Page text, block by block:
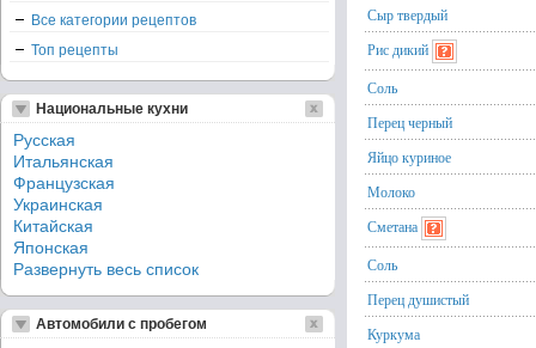
Сыр твердый
Рис дикий
Соль
Перец черный
Яйцо куриное
Молоко
Сметана
Соль
Перец душистый
Куркума
Все категории рецептов
Топ рецепты
Национальные кухни
Русская
Итальянская
Французская
Украинская
Китайская
Японская
Развернуть весь список
Автомобили с пробегом